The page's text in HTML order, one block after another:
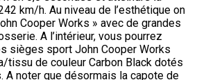
km/h. Au niveau de l’esthétique on
Cooper Works » avec de grandes
A l’intérieur, vous pourrez
sièges sport John Cooper Works
tissu de couleur Carbon Black dotés
A noter que désormais la capote de